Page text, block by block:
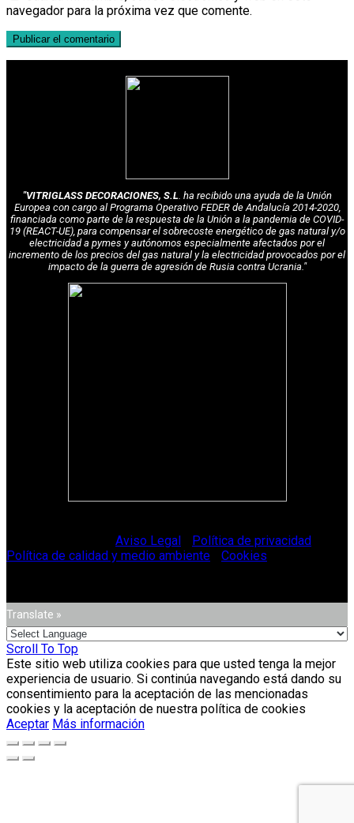
navegador para la próxima vez que comente.
"VITRIGLASS DECORACIONES, S.L. ha recibido una ayuda de la Unión
Europea con cargo al Programa Operativo FEDER de Andalucía 2014-2020,
financiada como parte de la respuesta de la Unión a la pandemia de COVID-
19 (REACT-UE), para compensar el sobrecoste energético de gas natural y/o
electricidad a pymes y autónomos especialmente afectados por el
incremento de los precios del gas natural y la electricidad provocados por el
impacto de la guerra de agresión de Rusia contra Ucrania."
Aviso Legal Política de privacidad
Política de calidad y medio ambiente
Cookies
Translate »
Scroll To Top
Este sitio web utiliza cookies para que usted tenga la mejor
experiencia de usuario. Si continúa navegando está dando su
consentimiento para la aceptación de las mencionadas
cookies y la aceptación de nuestra política de cookies
Aceptar Más información